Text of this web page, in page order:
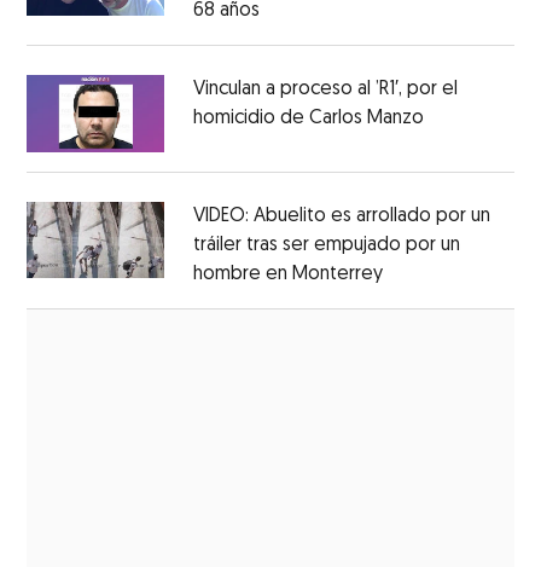
68 años
Vinculan a proceso al ’R1′, por el
homicidio de Carlos Manzo
VIDEO: Abuelito es arrollado por un
tráiler tras ser empujado por un
hombre en MonterreyOpens in new